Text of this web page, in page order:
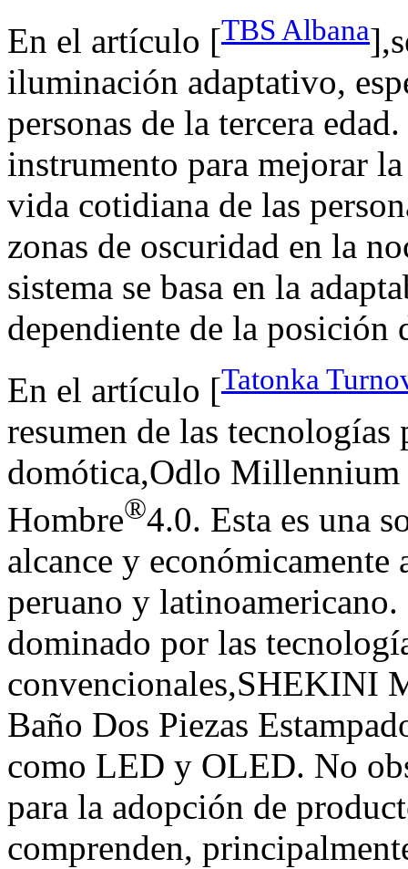
En el artículo [TBS Albana
iluminación adaptativo,
personas de la tercera
instrumento para mejorar
vida cotidiana de las
zonas de oscuridad en la
sistema se basa en la
dependiente de la posición
En el artículo [Tatonka
resumen de las tecnologías
domótica,Odlo Millennium
Hombre®4.0. Esta es una
alcance y económicamente
peruano y latinoamericano.
dominado por las
convencionales,SHEKINI
Baño Dos Piezas
como LED y OLED. No
para la adopción de
comprenden,